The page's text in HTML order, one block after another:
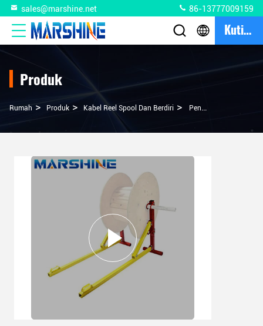
sales@marshine.net 86-13777009159
Kutipan
Produk
Rumah > Produk > Kabel Reel Spool Dan Berdiri > Pengembalian Dana Awal Jenis Spin Jack Kabel Spin Stand 1 Kapasitas Dengan Pembayaran Penuh